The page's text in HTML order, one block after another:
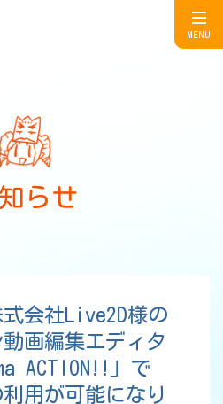
MENU
らせ
式会社Live2D様の
画編集エディタ
ACTION!!」で
利用が可能になり